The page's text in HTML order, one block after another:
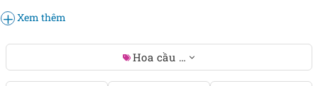
làm quân sư tình yêu cho bạn nhé!
Xem thêm
Hoa cầu hôn